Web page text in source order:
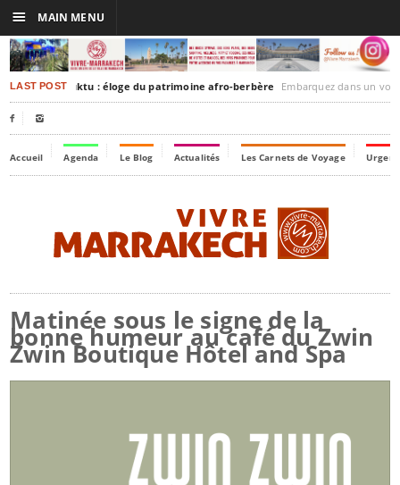
LAST POSTTimbuktu : éloge du patrimoine afro-berbère Embarquez dans un voyage culturel dans le
 
Accueil Agenda Le Blog Actualités Les Carnets de Voyage
Matinée sous le signe de la
bonne humeur au café du Zwin
Zwin Boutique Hôtel and Spa
☰ MAIN MENU